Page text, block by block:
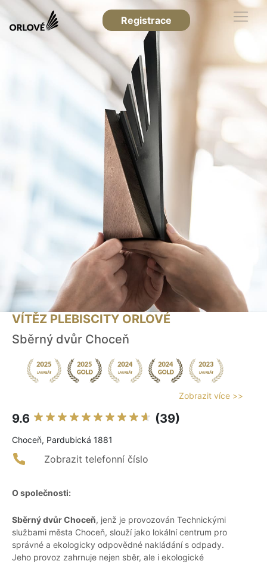
Registrace
VÍTĚZ PLEBISCITY ORLOVÉ
Sběrný dvůr Choceň
Zobrazit více >>
9.6 (39)
Choceň, Pardubická 1881
Zobrazit telefonní číslo
O společnosti:
Sběrný dvůr Choceň, jenž je provozován Technickými
službami města Choceň, slouží jako lokální centrum pro
správné a ekologicky odpovědné nakládání s odpady.
Jeho provoz zahrnuje nejen sběr, ale i ekologické